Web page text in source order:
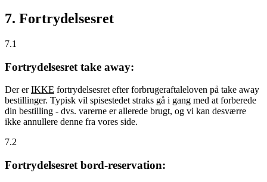
7. Fortrydelsesret
7.1
Fortrydelsesret take away:
Der erIKKE fortrydelsesret efter forbrugeraftaleloven på take away
bestillinger. Typisk vil spisestedet straks gå i gang med at forberede
din bestilling - dvs. varerne er allerede brugt, og vi kan desværre
ikke annullere denne fra vores side.
7.2
Fortrydelsesret bord-reservation: